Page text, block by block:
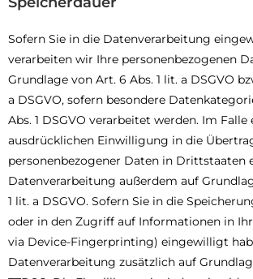
Sofern Sie in die Datenverarbeitung
verarbeiten wir Ihre personenbezogenen
Grundlage von Art. 6 Abs. 1 lit. a DSGVO
a DSGVO, sofern besondere
Abs. 1 DSGVO verarbeitet werden. Im Falle
ausdrücklichen Einwilligung in die
personenbezogener Daten in Drittstaaten
Datenverarbeitung außerdem auf
1 lit. a DSGVO. Sofern Sie in die
oder in den Zugriff auf Informationen in
via Device-Fingerprinting) eingewilligt
Datenverarbeitung zusätzlich auf